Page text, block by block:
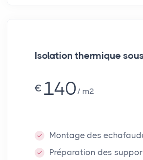
Isolation thermique
€ 140 m²
Montage des
Préparation des